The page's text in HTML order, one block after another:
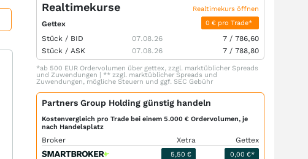
Realtimekurse Realtimekurs öffnen
Gettex 0 € pro Trade*
Stück / BID 07.08.26 7 / 786,60
Stück / ASK 07.08.26 7 / 788,80
*ab 500 EUR Ordervolumen über gettex, zzgl. marktüblicher Spreads
und Zuwendungen | ** zzgl. marktüblicher Spreads und
Zuwendungen, mögliche Steuern und ggf. SEC Gebühr
Partners Group Holding günstig handeln
Kostenvergleich pro Trade bei einem 5.000 € Ordervolumen, je
nach Handelsplatz
Broker Xetra Gettex
5,50 € 0,00 €*